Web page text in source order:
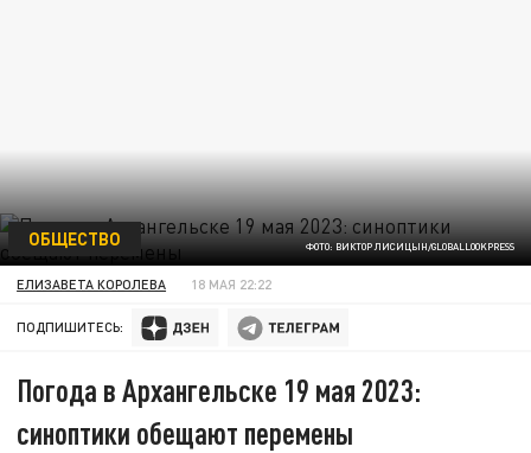
ФОТО: ВИКТОР ЛИСИЦЫН/GLOBALLOOKPRESS
ОБЩЕСТВО
ЕЛИЗАВЕТА КОРОЛЕВА 18 МАЯ 22:22
ПОДПИШИТЕСЬ:
Погода в Архангельске 19 мая 2023:
синоптики обещают перемены